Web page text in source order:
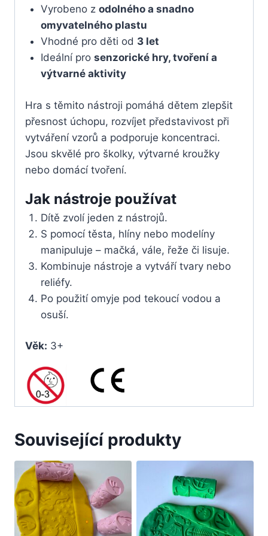
Vyrobeno z odolného a snadno
omyvatelného plastu
Vhodné pro děti od 3 let
Ideální pro senzorické hry, tvoření a
výtvarné aktivity
Hra s těmito nástroji pomáhá dětem zlepšit
přesnost úchopu, rozvíjet představivost při
vytváření vzorů a podporuje koncentraci.
Jsou skvělé pro školky, výtvarné kroužky
nebo domácí tvoření.
Jak nástroje používat
Dítě zvolí jeden z nástrojů.
S pomocí těsta, hlíny nebo modelíny
manipuluje – mačká, vále, řeže či lisuje.
Kombinuje nástroje a vytváří tvary nebo
reliéfy.
Po použití omyje pod tekoucí vodou a
osuší.
Věk: 3+
Související produkty